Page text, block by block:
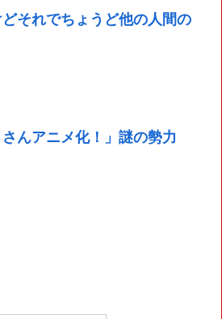
それでちょうど他の人間の
んアニメ化！」謎の勢力